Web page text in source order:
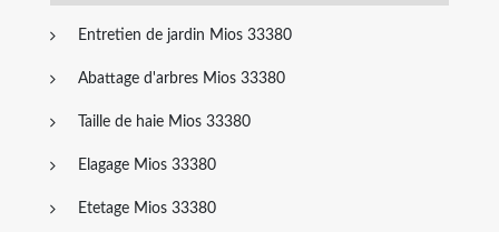
Entretien de jardin Mios 33380
Abattage d'arbres Mios 33380
Taille de haie Mios 33380
Elagage Mios 33380
Etetage Mios 33380